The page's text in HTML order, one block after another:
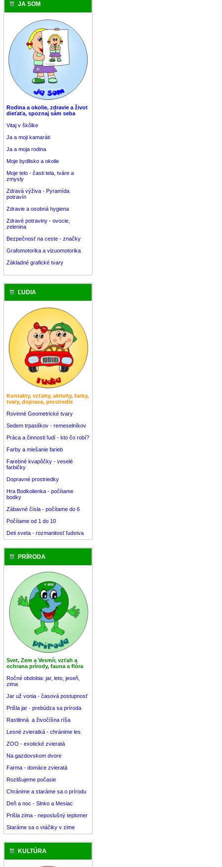
JA SOM
Rodina a okolie, zdravie a život
dieťaťa, spoznaj sám seba
Vitaj v škôlke
Ja a moji kamaráti
Ja a moja rodina
Moje bydlisko a okolie
Moje telo - časti tela, tváre a
zmysly
Zdravá výživa - Pyramída
potravín
Zdravie a osobná hygiena
Zdravé potraviny - ovocie,
zelenina
Bezpečnosť na ceste - značky
Grafomotorika a vizuomotorika
Základné grafické tvary
ĽUDIA
Kontakty, vzťahy, aktivity, farby,
tvary, doprava, prostredie
Rovinné Geometrické tvary
Sedem trpaslíkov - remeselníkov
Práca a činnosti ľudí - kto čo robí?
Farby a miešanie farieb
Farebné kvapôčky - veselé
farbičky
Dopravné prostriedky
Hra Bodkolienka - počítame
bodky
Zábavné čísla - počítame do 6
Počítame od 1 do 10
Deti sveta - rozmanitosť ľudstva
PRÍRODA
Svet, Zem a Vesmír, vzťah a
ochrana prírody, fauna a flóra
Ročné obdobia: jar, leto, jeseň,
zima
Jar už vonia - časová postupnosť
Prišla jar - prebúdza sa príroda
Rastlinná a živočíšna ríša
Lesné zvieratká - chránime les
ZOO - exotické zvieratá
Na gazdovskom dvore
Farma - domáce zvieratá
Rozlišujeme počasie
Chránime a staráme sa o prírodu
Deň a noc - Slnko a Mesiac
Prišla zima - neposlušný teplomer
Staráme sa o vtáčiky v zime
KULTÚRA